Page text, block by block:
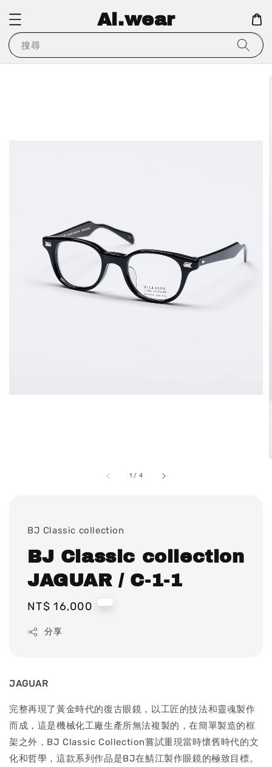
Ai.wear
搜尋
1 / 4
BJ Classic collection
BJ Classic collection
JAGUAR / C-1-1
Regular
NT$ 16,000
分享
JAGUAR
完整再現了黃金時代的復古眼鏡，以工匠的技法和靈魂製作
而成，這是機械化工廠生產所無法複製的，在簡單製造的框
架之外，BJ Classic Collection嘗試重現當時懷舊時代的文
化和哲學，這款系列作品是BJ在鯖江製作眼鏡的極致目標。